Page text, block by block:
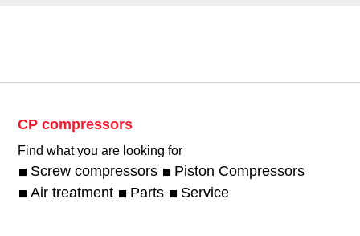
CP compressors
Find what you are looking for
Screw compressors
Piston Compressors
Air treatment
Parts Service